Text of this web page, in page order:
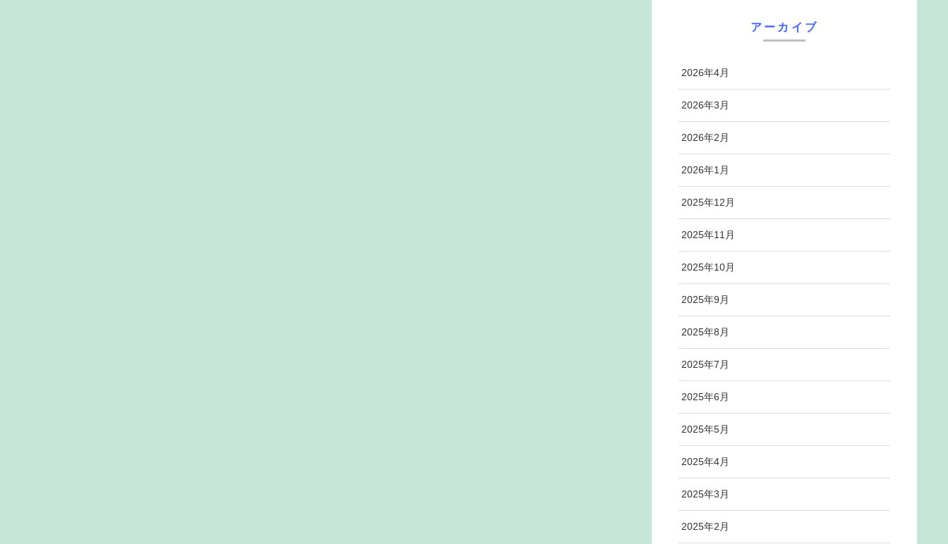
アーカイブ
2026年4月
2026年3月
2026年2月
2026年1月
2025年12月
2025年11月
2025年10月
2025年9月
2025年8月
2025年7月
2025年6月
2025年5月
2025年4月
2025年3月
2025年2月